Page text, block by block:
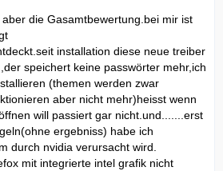
die Gasamtbewertung.bei mir ist
installation diese neue treiber
speichert keine passwörter mehr,ich
(themen werden zwar
aber nicht mehr)heisst wenn
will passiert gar nicht.und.......erst
ergebniss) habe ich
durch nvidia verursacht wird.
mit integrierte intel grafik nicht